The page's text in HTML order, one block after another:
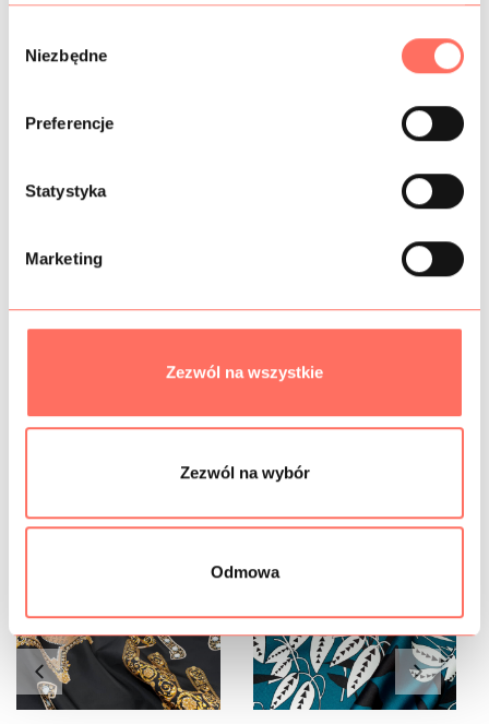
Niezbędne
Preferencje
Statystyka
Marketing
Zezwól na wszystkie
Zezwól na wybór
Odmowa
sukienki, spódnice, bluzki itp.
INFORMACJE DODATKOWE
SKŁAD
Podobne produkty